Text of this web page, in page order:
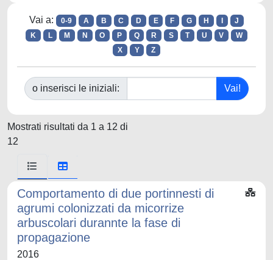
Vai a: 0-9 A B C D E F G H
J
K
L M N O P Q R S T U V
W
X
Y Z
o inserisci le iniziali:
Mostrati risultati da 1 a 12 di
12
Comportamento di due portinnesti di
agrumi colonizzati da micorrize
arbuscolari durannte la fase di
propagazione
2016